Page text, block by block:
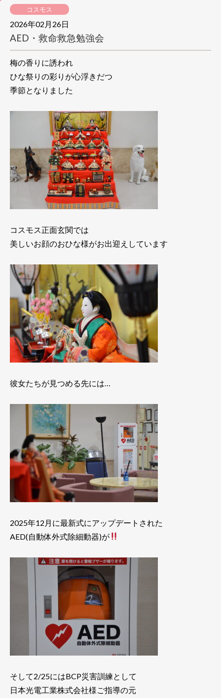
コスモス
2026年02月26日
AED・救命救急勉強会
梅の香りに誘われ
ひな祭りの彩りが心浮きだつ
季節となりました
コスモス正面玄関では
美しいお顔のおひな様がお出迎えしています
彼女たちが見つめる先には…
2025年12月に最新式にアップデートされた
AED(自動体外式除細動器)が
そして2/25にはBCP災害訓練として
日本光電工業株式会社様ご指導の元